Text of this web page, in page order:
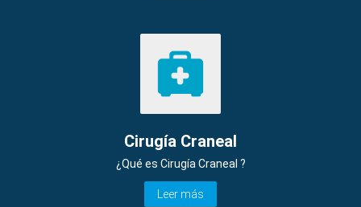
Cirugía Craneal
¿Qué es Cirugía Craneal ?
Leer más